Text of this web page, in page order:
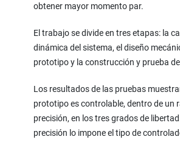
obtener mayor momento par.
El trabajo se divide en tres etapas: la
dinámica del sistema, el diseño
prototipo y la construcción y prueba
Los resultados de las pruebas
prototipo es controlable, dentro de un
precisión, en los tres grados de
precisión lo impone el tipo de